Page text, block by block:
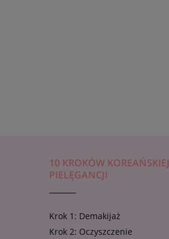
10 KROKÓW KOREAŃSKIEJ
PIELĘGANCJI
Krok 1: Demakijaż
Krok 2: Oczyszczenie